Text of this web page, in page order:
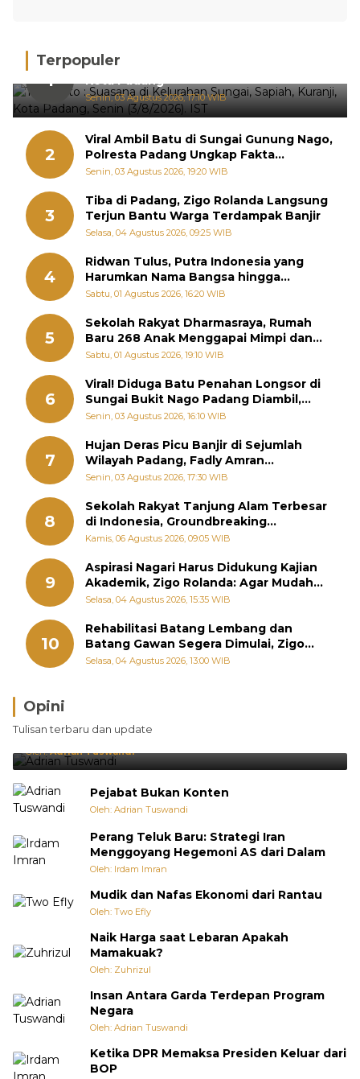
Terpopuler
1
Hujan Deras, 15 Titik Banjir Terdeteksi di
Kota Padang
Senin, 03 Agustus 2026, 17:10 WIB
2
Viral Ambil Batu di Sungai Gunung Nago,
Polresta Padang Ungkap Fakta
Sebenarnya
Senin, 03 Agustus 2026, 19:20 WIB
3
Tiba di Padang, Zigo Rolanda Langsung
Terjun Bantu Warga Terdampak Banjir
Selasa, 04 Agustus 2026, 09:25 WIB
4
Ridwan Tulus, Putra Indonesia yang
Harumkan Nama Bangsa hingga
Diabadikan dalam Buku Jepang
Sabtu, 01 Agustus 2026, 16:20 WIB
5
Sekolah Rakyat Dharmasraya, Rumah
Baru 268 Anak Menggapai Mimpi dan
Memutus Rantai Kemiskinan
Sabtu, 01 Agustus 2026, 19:10 WIB
6
Viral! Diduga Batu Penahan Longsor di
Sungai Bukit Nago Padang Diambil,
Warga Khawatir Bencana Terulang
Senin, 03 Agustus 2026, 16:10 WIB
7
Hujan Deras Picu Banjir di Sejumlah
Wilayah Padang, Fadly Amran
Perintahkan OPD Siaga
Senin, 03 Agustus 2026, 17:30 WIB
8
Sekolah Rakyat Tanjung Alam Terbesar
di Indonesia, Groundbreaking
September
Kamis, 06 Agustus 2026, 09:05 WIB
9
Aspirasi Nagari Harus Didukung Kajian
Akademik, Zigo Rolanda: Agar Mudah
Diperjuangkan di Kementerian
Selasa, 04 Agustus 2026, 15:35 WIB
10
Rehabilitasi Batang Lembang dan
Batang Gawan Segera Dimulai, Zigo
Rolanda Pastikan Proyek Berjalan
Selasa, 04 Agustus 2026, 13:00 WIB
Opini
Tulisan terbaru dan update
Brasil Lebih Diunggulkan, tetapi Jepang Selalu
Punya Cara Membuat Kejutan
Oleh:Adrian Tuswandi
Pejabat Bukan Konten
Oleh: Adrian Tuswandi
Perang Teluk Baru: Strategi Iran
Menggoyang Hegemoni AS dari Dalam
Oleh: Irdam Imran
Mudik dan Nafas Ekonomi dari Rantau
Oleh: Two Efly
Naik Harga saat Lebaran Apakah
Mamakuak?
Oleh: Zuhrizul
Insan Antara Garda Terdepan Program
Negara
Oleh: Adrian Tuswandi
Ketika DPR Memaksa Presiden Keluar dari
BOP